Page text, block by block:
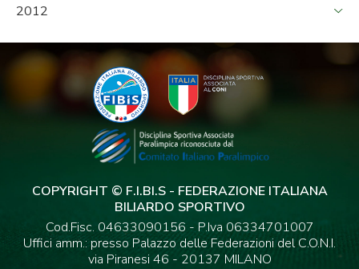
2012
COPYRIGHT © F.I.BI.S - FEDERAZIONE ITALIANA
BILIARDO SPORTIVO
Cod.Fisc. 04633090156 - P.Iva 06334701007
Uffici amm.: presso Palazzo delle Federazioni del C.O.N.I.
via Piranesi 46 - 20137 MILANO